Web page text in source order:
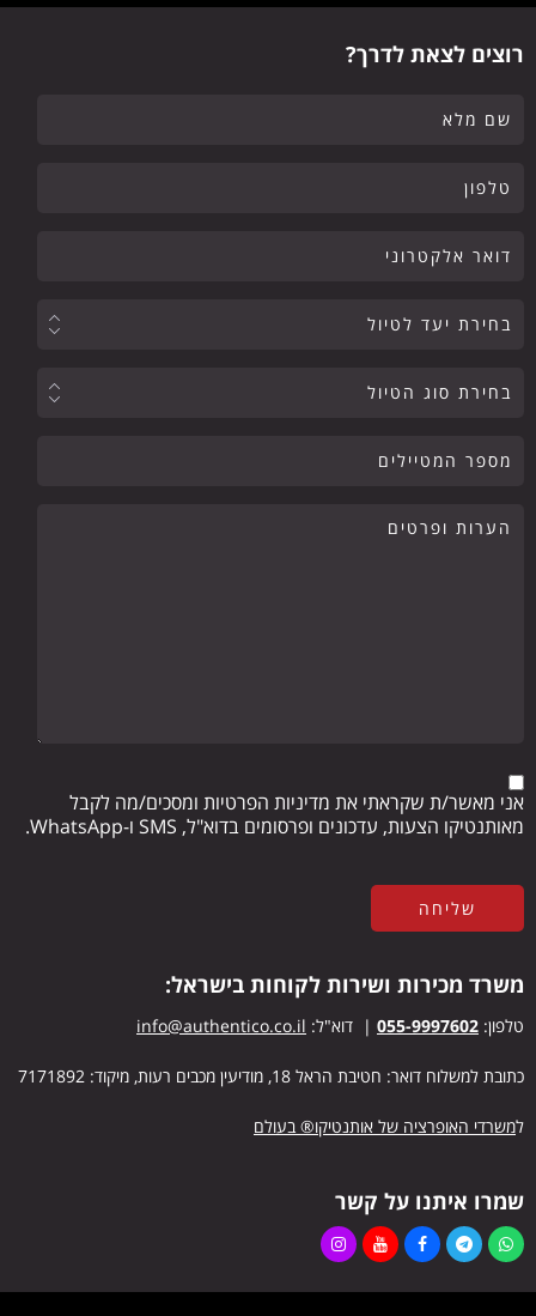
רוצים לצאת לדרך?
אני מאשר/ת שקראתי את מדיניות הפרטיות ומסכים/מה לקבל
מאותנטיקו הצעות, עדכונים ופרסומים בדוא"ל, SMS ו-WhatsApp.
משרד מכירות ושירות לקוחות בישראל:
טלפון: 055-9997602 | דוא"ל: info@authentico.co.il
כתובת למשלוח דואר: חטיבת הראל 18, מודיעין מכבים רעות, מיקוד: 7171892
למשרדי האופרציה של אותנטיקו® בעולם
שמרו איתנו על קשר